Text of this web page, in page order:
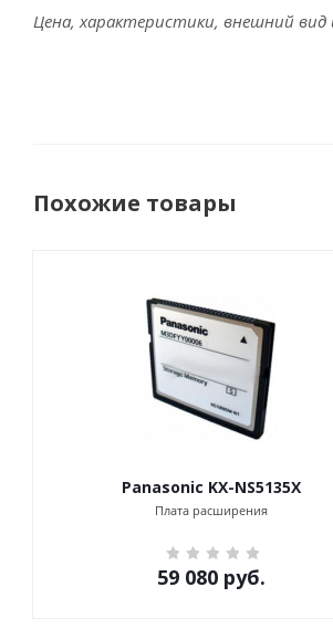
Цена, характеристики, внешний
Похожие товары
Panasonic KX-NS5135X
Плата расширения
59 080руб.